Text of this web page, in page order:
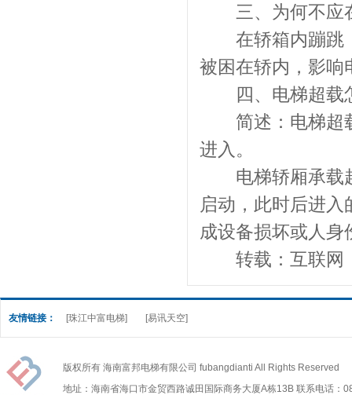
三、为何不应
在轿箱内蹦跳，
被困在轿内，影响
四、电梯超载
简述：电梯超载
进入。
电梯轿厢承载超
启动，此时后进
成设备损坏或人身
转载：互联网
友情链接： [珠江中富电梯] [易讯天空]
版权所有 海南富邦电梯有限公司 fubangdianti All Rights Reserved
地址：海南省海口市金贸西路诚田国际商务大厦A栋13B 联系电话